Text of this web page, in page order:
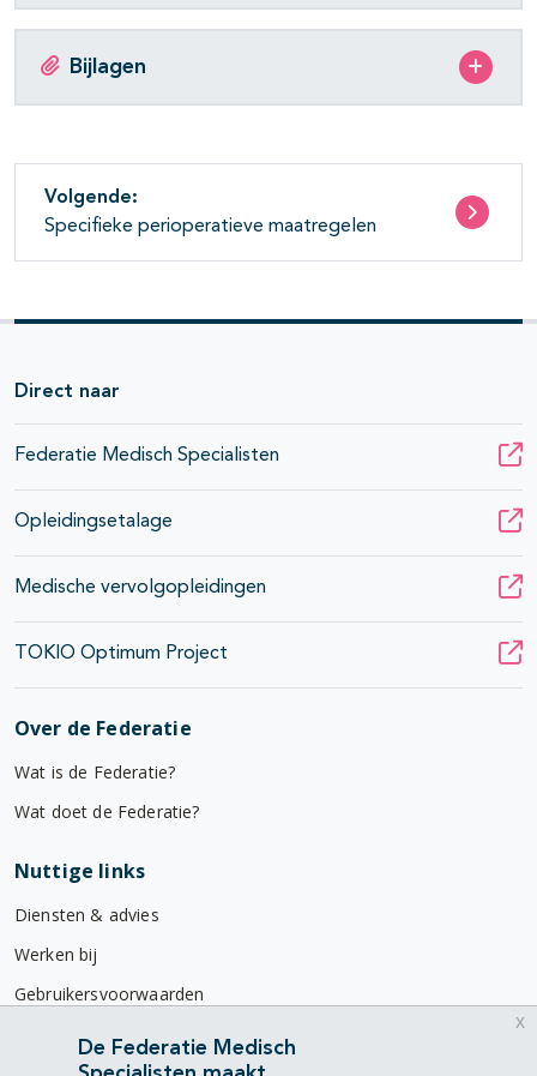
Bijlagen
Volgende:
Specifieke perioperatieve maatregelen
Direct naar
Federatie Medisch Specialisten
Opleidingsetalage
Medische vervolgopleidingen
TOKIO Optimum Project
Over de Federatie
Wat is de Federatie?
Wat doet de Federatie?
Nuttige links
Diensten & advies
Werken bij
Gebruikersvoorwaarden
Privacyverklaring
De Federatie Medisch
x